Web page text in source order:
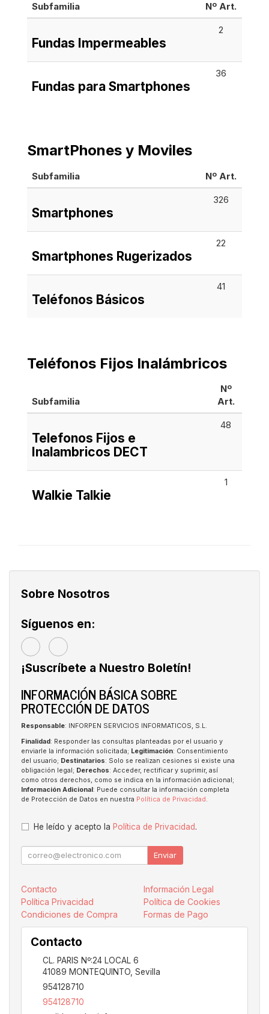
Subfamilia Nº Art.
Fundas Impermeables
2
Fundas para Smartphones
36
SmartPhones y Moviles
Subfamilia Nº Art.
Smartphones
326
Smartphones Rugerizados
22
Teléfonos Básicos
41
Teléfonos Fijos Inalámbricos
Subfamilia
Nº
Art.
Telefonos Fijos e
Inalambricos DECT
48
Walkie Talkie
1
Sobre Nosotros
Síguenos en:
¡Suscríbete a Nuestro Boletín!
INFORMACIÓN BÁSICA SOBRE
PROTECCIÓN DE DATOS
Responsable: INFORPEN SERVICIOS INFORMATICOS, S.L.
Finalidad: Responder las consultas planteadas por el usuario y
enviarle la información solicitada; Legitimación: Consentimiento
del usuario; Destinatarios: Solo se realizan cesiones si existe una
obligación legal; Derechos: Acceder, rectificar y suprimir, así
como otros derechos, como se indica en la información adicional;
Información Adicional: Puede consultar la información completa
de Protección de Datos en nuestra Política de Privacidad.
He leído y acepto la Política de Privacidad.
Enviar
Contacto
Información Legal
Política Privacidad
Política de Cookies
Condiciones de Compra
Formas de Pago
Contacto
CL. PARIS Nº:24 LOCAL 6
41089 MONTEQUINTO Sevilla
954128710
954128710